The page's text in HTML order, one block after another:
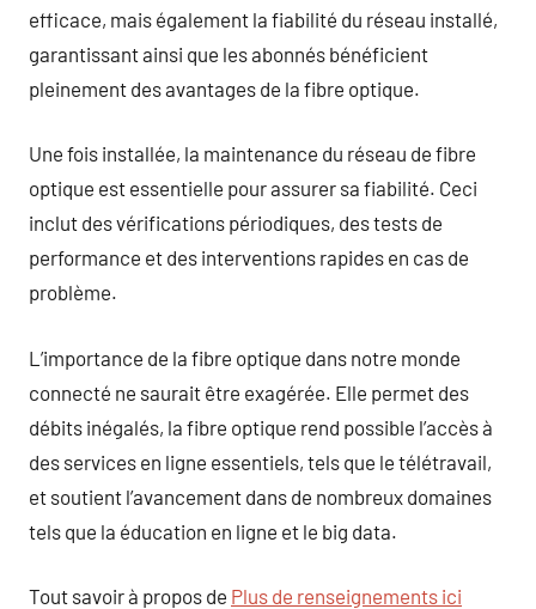
efficace, mais également la fiabilité du réseau installé,
garantissant ainsi que les abonnés bénéficient
pleinement des avantages de la fibre optique.
Une fois installée, la maintenance du réseau de fibre
optique est essentielle pour assurer sa fiabilité. Ceci
inclut des vérifications périodiques, des tests de
performance et des interventions rapides en cas de
problème.
L’importance de la fibre optique dans notre monde
connecté ne saurait être exagérée. Elle permet des
débits inégalés, la fibre optique rend possible l’accès à
des services en ligne essentiels, tels que le télétravail,
et soutient l’avancement dans de nombreux domaines
tels que la éducation en ligne et le big data.
Tout savoir à propos de Plus de renseignements ici